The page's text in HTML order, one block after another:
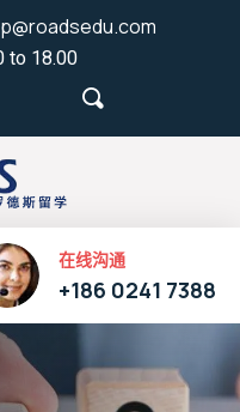
to 18.00
在线沟通
+186 0241 7388